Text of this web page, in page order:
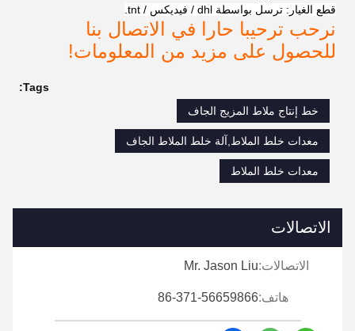
قطع الغيار: ترسل بواسطة dhl / فيديكس / tnt.
نرحب ترحيبا حارا في الاتصال بنا
للحصول على مزيد من المعلومات!
Tags:
خط إنتاج ملاط ​​المزيج الجاف
معدات خلط الملاط,آلة خلط الملاط الجاف
معدات خلط الملاط
الاتصالات
الاتصالات:Mr. Jason Liu
هاتف:86-371-56659866